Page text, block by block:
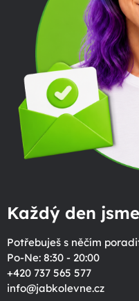
Každý den
Potřebuješ s něčím
Po-Ne: 8:30 - 20:00
+420 737 565 577
info@jabkolevne.cz